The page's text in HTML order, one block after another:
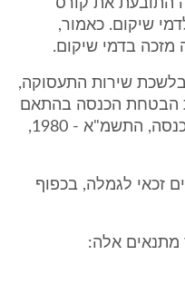
ומשסיימה התובעת את קורס
שיקום. כאמור,
בדמי שיקום.
שירות התעסוקה,
הבטחת הכנסה בהתאם
לסעיף 2(א)(2) לחוק הבטחת הכנסה, התשמ"א - 1980,
שמלאו לו 25 שנים זכאי לגמלה, בכפוף
מתנאים אלה: